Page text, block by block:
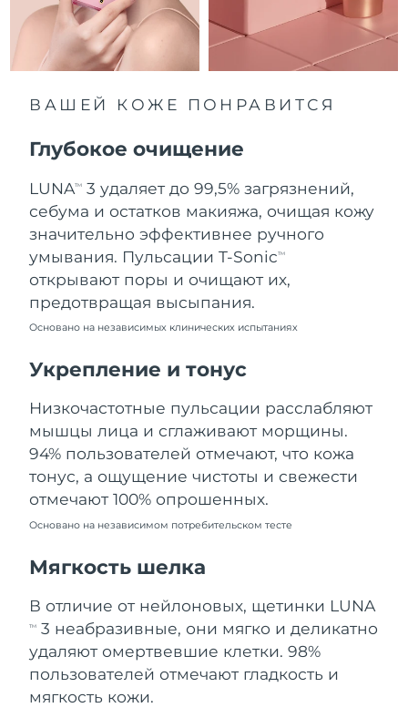
ВАШЕЙ КОЖЕ ПОНРАВИТСЯ
Глубокое очищение
LUNATM
3 удаляет до 99,5% загрязнений,
себума и остатков макияжа, очищая кожу
значительно эффективнее ручного
умывания. Пульсации T-SonicTM
открывают поры и очищают их,
предотвращая высыпания.
Основано на независимых клинических испытаниях
Укрепление и тонус
Низкочастотные пульсации расслабляют
мышцы лица и сглаживают морщины.
94% пользователей отмечают, что кожа
тонус, а ощущение чистоты и свежести
отмечают 100% опрошенных.
Основано на независимом потребительском тесте
Мягкость шелка
В отличие от нейлоновых, щетинки LUNA
TM
3 неабразивные, они мягко и деликатно
удаляют омертвевшие клетки. 98%
пользователей отмечают гладкость и
мягкость кожи.
8/10/26
Нидерланды
Ожидаемая дата доставки
8/9/26
Новая Зеландия
Ожидаемая дата доставки
Норвегия
Ожидаемая дата доставки
Оман
Ожидаемая дата доставки
8/12/26
Филиппины
Ожидаемая дата доставки
Польша
Португалия
Ожидаемая дата доставки
Пуэрто-Рико
Ожидаемая дата доставки
Катар
Ожидаемая дата доставки
Румыния
8/9/26
Россия
Ожидаемая дата доставки
Саудовская Аравия